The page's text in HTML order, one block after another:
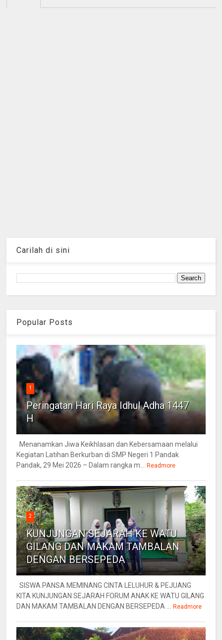
Carilah di sini
Popular Posts
1
Peringatan Hari Raya Idhul Adha 1447
H
Menanamkan Jiwa Keikhlasan dan Kebersamaan melalui
Kegiatan Latihan Berkurban di SMP Negeri 1 Pandak
Pandak, 29 Mei 2026 – Dalam rangka m... Readmore
2
KUNJUNGAN SEJARAH KE WATU
GILANG DAN MAKAM TAMBALAN
DENGAN BERSEPEDA
SISWA PANSA MEMINANG CINTA LELUHUR & PEJUANG
KITA KUNJUNGAN SEJARAH FORUM ANAK KE WATU GILANG
DAN MAKAM TAMBALAN DENGAN BERSEPEDA ... Readmore